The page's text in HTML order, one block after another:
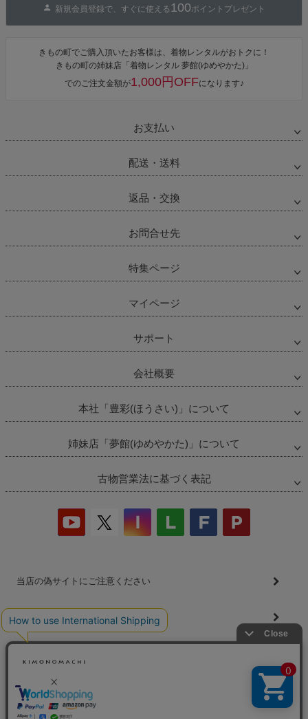
新規会員登録で、すぐに使える 100ポイントプレゼント
きもの町でご購入頂いたお客様は、着物レンタルがおトクに！
きもの町の姉妹店「着物レンタル 夢館(ゆめやかた)」
でのご注文金額が1,000円OFFになります♪
お支払い
配送・送料
返品・交換
お問合せ先
特集ページ
マイページ
サポート
会社概要
本社「豊彩(ほうさい)」について
姉妹店「夢館(ゆめやかた)」について
古物営業法に基づく表記
当店の偽サイトにご注意ください
商品の無断販売・転売の禁止について
会社概要プライバシーポリシー お問い合わせ